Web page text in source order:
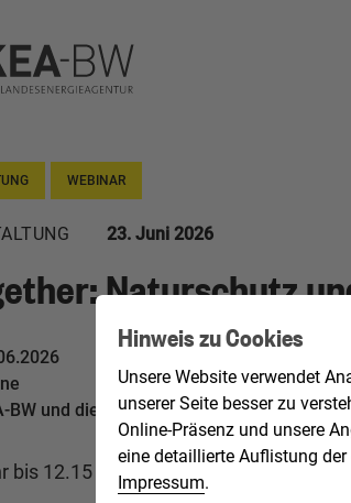
WEBINAR
23. Juni 2026
Naturschutz
BW und die Stabsstellen Energiewende,
bis 12.15 Uhr
Hinweis zu Cookies
Unsere Website verwendet
unserer Seite besser zu
Online-Präsenz und unsere
eine detaillierte Auflistung
Impressum.